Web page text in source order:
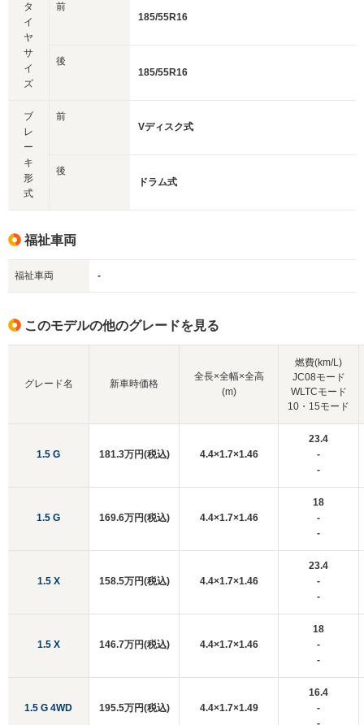
タ
イ
ヤ
サ
イ
ズ
前
185/55R16
後
185/55R16
ブ
レ
ー
キ
形
式
前
Vディスク式
後
ドラム式
福祉車両
福祉車両 -
このモデルの他のグレードを見る
グレード名
1.5 G
1.5 G
1.5 X
1.5 X
1.5 G 4WD
新車時価格
全長×全幅×全高
(m)
燃費(km/L)
JC08モード
WLTCモード
10・15モード
181.3万円(税込) 4.4×1.7×1.46
23.4
-
-
169.6万円(税込) 4.4×1.7×1.46
18
-
-
158.5万円(税込) 4.4×1.7×1.46
23.4
-
-
146.7万円(税込) 4.4×1.7×1.46
18
-
-
195.5万円(税込) 4.4×1.7×1.49
16.4
-